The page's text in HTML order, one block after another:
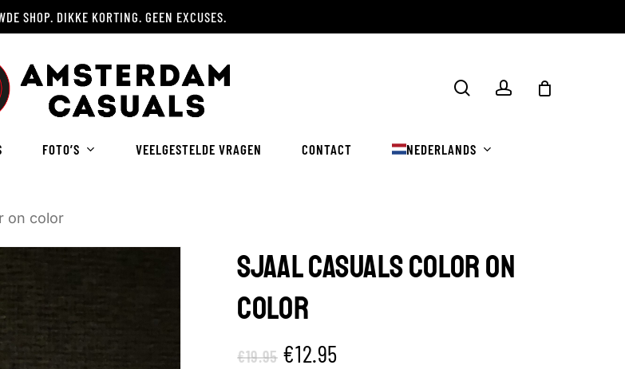
SHOP. DIKKE KORTING. GEEN EXCUSES.
FOTO’S VEELGESTELDE VRAGEN CONTACT NEDERLANDS
Winkelwagen
on color
SJAAL CASUALS COLOR ON
COLOR
€19.95 Oorspronkelijke
€12.95